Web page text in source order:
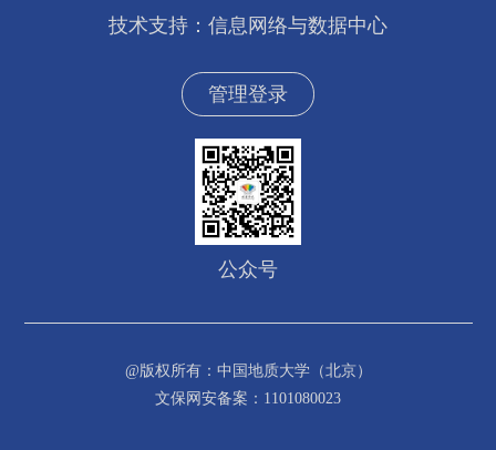
技术支持：信息网络与数据中心
管理登录
公众号
@版权所有：中国地质大学（北京）
文保网安备案：1101080023